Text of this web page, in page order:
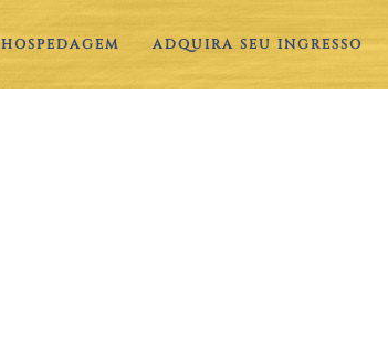
HOSPEDAGEM ADQUIRA SEU INGRESSO